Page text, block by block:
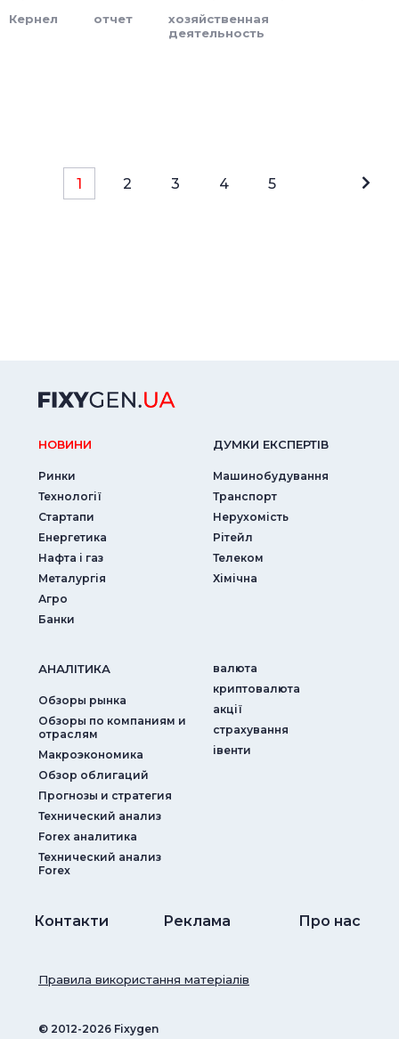
Кернел отчет
хозяйственная
деятельность
1 2 3 4 5
НОВИНИ
Ринки
Технології
Стартапи
Енергетика
Нафта і газ
Металургія
Агро
Банки
ДУМКИ ЕКСПЕРТIВ
Машинобудування
Транспорт
Нерухомість
Рітейл
Телеком
Хімічна
АНАЛIТИКА
Обзоры рынка
Обзоры по компаниям и
отраслям
Макроэкономика
Обзор облигаций
Прогнозы и стратегия
Технический анализ
Forex аналитика
Технический анализ
Forex
валюта
криптовалюта
акції
страхування
iвенти
Контакти Реклама Про нас
© ‎2012-2026 Fixygen
Правила використання матеріалів